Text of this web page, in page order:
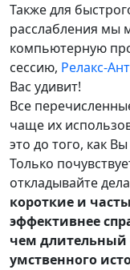
Также для
расслабления мы
компьютерную
сессию, Релакс-
Вас удивит!
Все
чаще их
это до того, как
Только
откладывайте
короткие и
эффективнее
чем длительный
умственного